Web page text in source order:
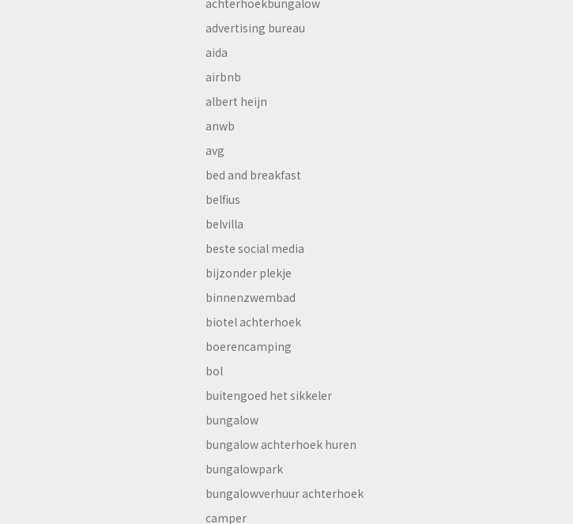
achterhoekbungalow
advertising bureau
aida
airbnb
albert heijn
anwb
avg
bed and breakfast
belfius
belvilla
beste social media
bijzonder plekje
binnenzwembad
biotel achterhoek
boerencamping
bol
buitengoed het sikkeler
bungalow
bungalow achterhoek huren
bungalowpark
bungalowverhuur achterhoek
camper